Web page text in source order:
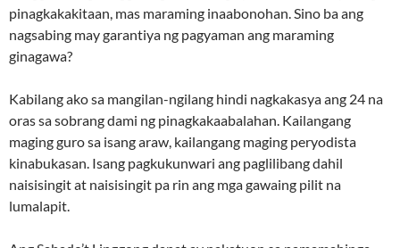
pinagkakakitaan, mas maraming inaabonohan. Sino ba ang
nagsabing may garantiya ng pagyaman ang maraming
ginagawa?
Kabilang ako sa mangilan-ngilang hindi nagkakasya ang 24 na
oras sa sobrang dami ng pinagkakaabalahan. Kailangang
maging guro sa isang araw, kailangang maging peryodista
kinabukasan. Isang pagkukunwari ang paglilibang dahil
naisisingit at naisisingit pa rin ang mga gawaing pilit na
lumalapit.